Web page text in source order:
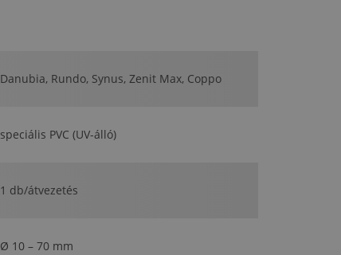
Danubia, Rundo, Synus, Zenit Max, Coppo
speciális PVC (UV-álló)
1 db/átvezetés
Ø 10 – 70 mm